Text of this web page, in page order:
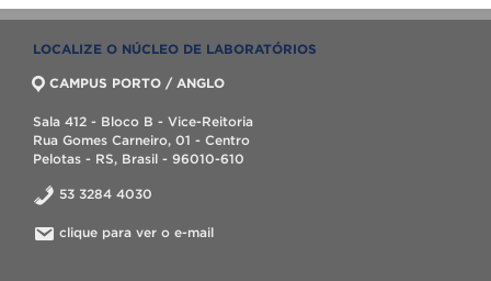
LOCALIZE O NÚCLEO DE LABORATÓRIOS
CAMPUS PORTO / ANGLO
Sala 412 - Bloco B - Vice-Reitoria
Rua Gomes Carneiro, 01 - Centro
Pelotas - RS, Brasil - 96010-610
53 3284 4030
clique para ver o e-mail